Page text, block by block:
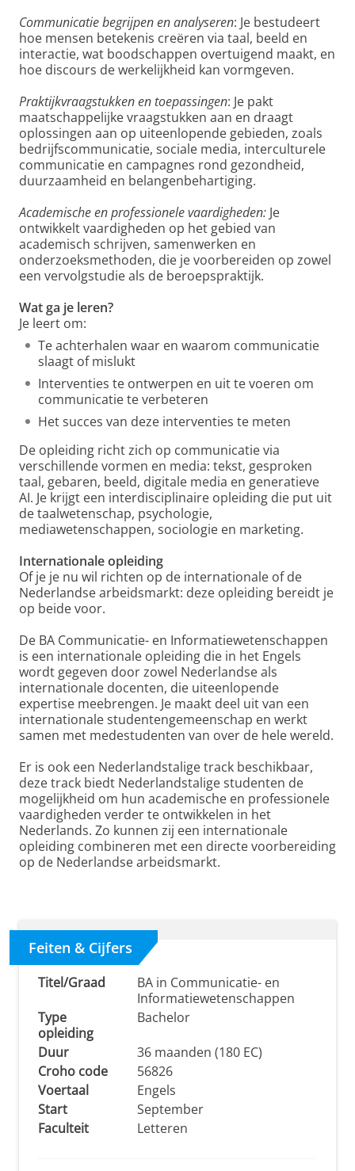
Communicatie begrijpen en analyseren: Je bestudeert
hoe mensen betekenis creëren via taal, beeld en
interactie, wat boodschappen overtuigend maakt, en
hoe discours de werkelijkheid kan vormgeven.
Praktijkvraagstukken en toepassingen: Je pakt
maatschappelijke vraagstukken aan en draagt
oplossingen aan op uiteenlopende gebieden, zoals
bedrijfscommunicatie, sociale media, interculturele
communicatie en campagnes rond gezondheid,
duurzaamheid en belangenbehartiging.
Academische en professionele vaardigheden: Je
ontwikkelt vaardigheden op het gebied van
academisch schrijven, samenwerken en
onderzoeksmethoden, die je voorbereiden op zowel
een vervolgstudie als de beroepspraktijk.
Wat ga je leren?
Je leert om:
Te achterhalen waar en waarom communicatie
slaagt of mislukt
Interventies te ontwerpen en uit te voeren om
communicatie te verbeteren
Het succes van deze interventies te meten
De opleiding richt zich op communicatie via
verschillende vormen en media: tekst, gesproken
taal, gebaren, beeld, digitale media en generatieve
AI. Je krijgt een interdisciplinaire opleiding die put uit
de taalwetenschap, psychologie,
mediawetenschappen, sociologie en marketing.
Internationale opleiding
Of je je nu wil richten op de internationale of de
Nederlandse arbeidsmarkt: deze opleiding bereidt je
op beide voor.
De BA Communicatie- en Informatiewetenschappen
is een internationale opleiding die in het Engels
wordt gegeven door zowel Nederlandse als
internationale docenten, die uiteenlopende
expertise meebrengen. Je maakt deel uit van een
internationale studentengemeenschap en werkt
samen met medestudenten van over de hele wereld.
Er is ook een Nederlandstalige track beschikbaar,
deze track biedt Nederlandstalige studenten de
mogelijkheid om hun academische en professionele
vaardigheden verder te ontwikkelen in het
Nederlands. Zo kunnen zij een internationale
opleiding combineren met een directe voorbereiding
op de Nederlandse arbeidsmarkt.
Feiten & Cijfers
Titel/Graad
BA in Communicatie- en
Informatiewetenschappen
Type
opleiding
Bachelor
Duur
36 maanden (180 EC)
Croho code
56826
Voertaal
Engels
Start
September
Faculteit
Letteren